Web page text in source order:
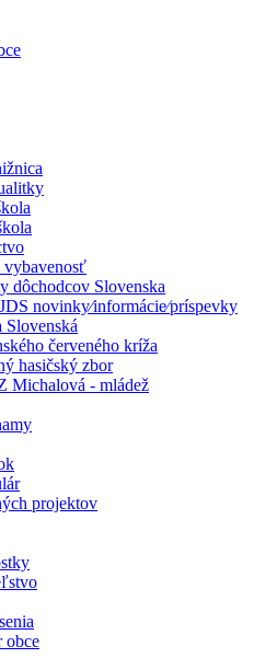
vybavenosť
dôchodcov Slovenska
novinky⁄informácie⁄príspevky
červeného kríža
hasičský zbor
Michalová - mládež
projektov
obce